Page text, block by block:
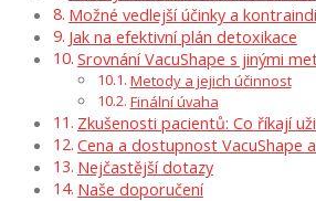
Možné vedlejší účinky a
Jak na efektivní plán detoxikace
Srovnání VacuShape s jinými
Metody a jejich účinnost
Finální úvaha
Zkušenosti pacientů: Co říkají
Cena a dostupnost VacuShape
Nejčastější dotazy
Naše doporučení